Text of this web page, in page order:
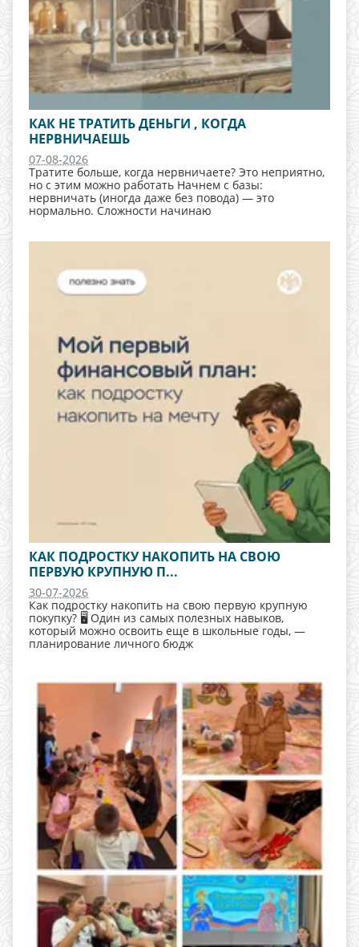
КАК НЕ ТРАТИТЬ ДЕНЬГИ , КОГДА
НЕРВНИЧАЕШЬ
07-08-2026
Тратите больше, когда нервничаете? Это неприятно,
но с этим можно работать Начнем с базы:
нервничать (иногда даже без повода) — это
нормально. Сложности начинаю
КАК ПОДРОСТКУ НАКОПИТЬ НА СВОЮ
ПЕРВУЮ КРУПНУЮ П...
30-07-2026
Как подростку накопить на свою первую крупную
покупку? 🖥 Один из самых полезных навыков,
который можно освоить еще в школьные годы, —
планирование личного бюдж